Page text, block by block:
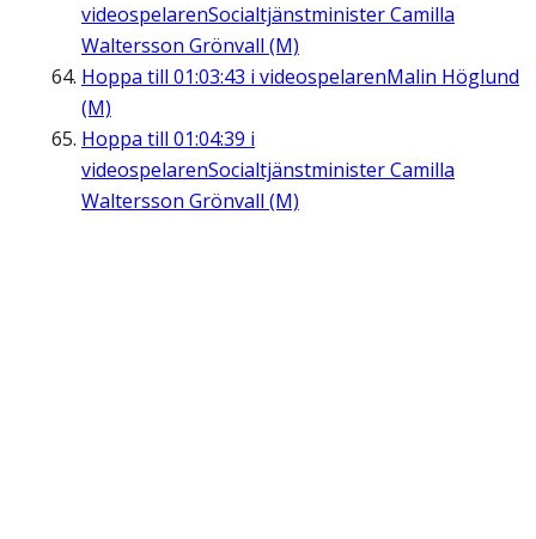
videospelarenSocialtjänstminister Camilla
Waltersson Grönvall (M)
Hoppa till 01:03:43 i videospelarenMalin Höglund
(M)
Hoppa till 01:04:39 i
videospelarenSocialtjänstminister Camilla
Waltersson Grönvall (M)